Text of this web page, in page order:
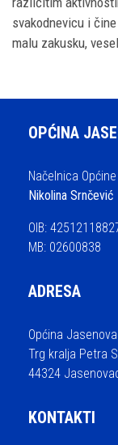
svakodnevicu i
malu zakusku,
OPĆINA
Načelnica
Nikolina Srnčević
OIB:
MB: 02600838
ADRESA
Općina
Trg kralja Petra
44324
KONTAKTI